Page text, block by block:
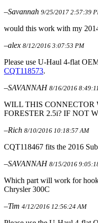
–Savannah 9/25/2017 2:57:39
would this work with my
–alex 8/12/2016 3:07:53 PM
Please use U-Haul 4-flat
CQT118573.
–SAVANNAH 8/16/2016
WILL THIS CONNECTOR
FORESTER 2.5i? IF NOT
–Rich 8/10/2016 10:18:57 AM
CQT118467 fits the 2016
–SAVANNAH 8/15/2016
Which part will work for
Chrysler 300C
–Tim 4/12/2016 12:56:24 AM